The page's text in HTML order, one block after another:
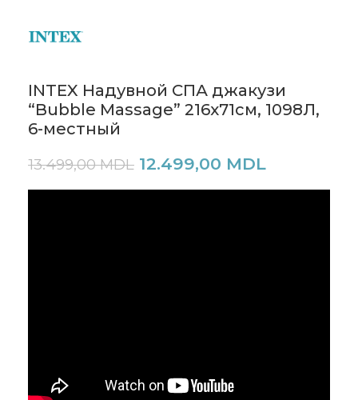
INTEX Надувной СПА джакузи
“Bubble Massage” 216х71см, 1098Л,
6-местный
13.499,00MDL 12.499,00 MDL